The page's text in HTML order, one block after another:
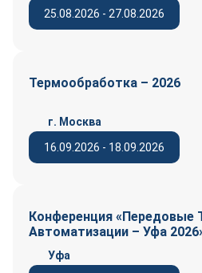
25.08.2026 - 27.08.2026
Термообработка – 2026
16.09.2026 - 18.09.2026
г. Москва
Конференция «Передовые
Автоматизации – Уфа
Уфа